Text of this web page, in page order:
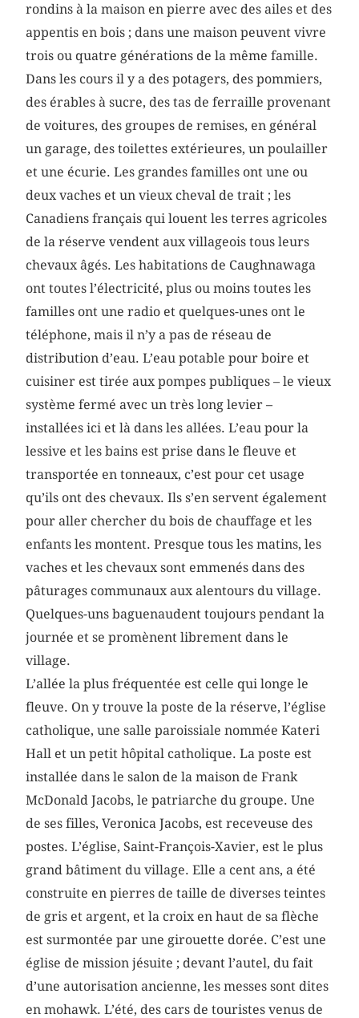
rondins à la maison en pierre avec des ailes et des
appentis en bois ; dans une maison peuvent vivre
trois ou quatre générations de la même famille.
Dans les cours il y a des potagers, des pommiers,
des érables à sucre, des tas de ferraille provenant
de voitures, des groupes de remises, en général
un garage, des toilettes extérieures, un poulailler
et une écurie. Les grandes familles ont une ou
deux vaches et un vieux cheval de trait ; les
Canadiens français qui louent les terres agricoles
de la réserve vendent aux villageois tous leurs
chevaux âgés. Les habitations de Caughnawaga
ont toutes l’électricité, plus ou moins toutes les
familles ont une radio et quelques-unes ont le
téléphone, mais il n’y a pas de réseau de
distribution d’eau. L’eau potable pour boire et
cuisiner est tirée aux pompes publiques – le vieux
système fermé avec un très long levier –
installées ici et là dans les allées. L’eau pour la
lessive et les bains est prise dans le fleuve et
transportée en tonneaux, c’est pour cet usage
qu’ils ont des chevaux. Ils s’en servent également
pour aller chercher du bois de chauffage et les
enfants les montent. Presque tous les matins, les
vaches et les chevaux sont emmenés dans des
pâturages communaux aux alentours du village.
Quelques-uns baguenaudent toujours pendant la
journée et se promènent librement dans le
village.
L’allée la plus fréquentée est celle qui longe le
fleuve. On y trouve la poste de la réserve, l’église
catholique, une salle paroissiale nommée Kateri
Hall et un petit hôpital catholique. La poste est
installée dans le salon de la maison de Frank
McDonald Jacobs, le patriarche du groupe. Une
de ses filles, Veronica Jacobs, est receveuse des
postes. L’église, Saint-François-Xavier, est le plus
grand bâtiment du village. Elle a cent ans, a été
construite en pierres de taille de diverses teintes
de gris et argent, et la croix en haut de sa flèche
est surmontée par une girouette dorée. C’est une
église de mission jésuite ; devant l’autel, du fait
d’une autorisation ancienne, les messes sont dites
en mohawk. L’été, des cars de touristes venus de